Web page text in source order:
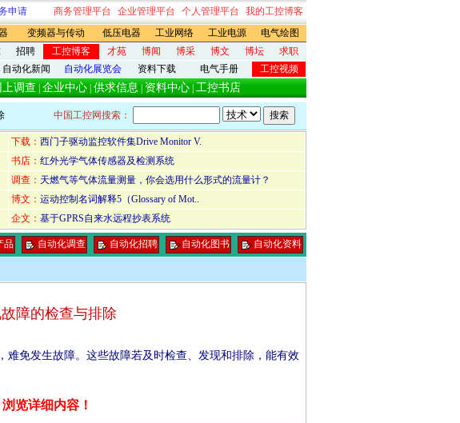
申请 商务管理平台 企业管理平台 个人管理平台
我的工控博客
变频器与传动 低压电器 工业网络 工业电源
电气绘图
招聘 工控博客 才苑 博闻 博采 博文 博坛
求职
自动化新闻 自动化展览会 资料下载 电气手册 工控视频
上调查 企业中心 供求信息 资料中心 工控书店
中国工控网搜索：
下载： 西门子驱动监控软件集Drive Monitor V.
书店： 红外光学气体传感器及检测系统
调查： 天燃气等气体流量测量，你会选用什么形式的流量计？
博文： 运动控制名词解释5（Glossary of Mot..
企文： 基于GPRS自来水远程抄表系统
品 自动化调查 自动化招聘 自动化图书 自动化资料
障的检查与排除
免发生故障。这些故障若及时检查、发现和排除，能有效
览详细内容！